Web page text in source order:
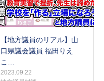
【地方議員のリアル】山
口県議会議員 福田りえ
こ…
2023.09.22